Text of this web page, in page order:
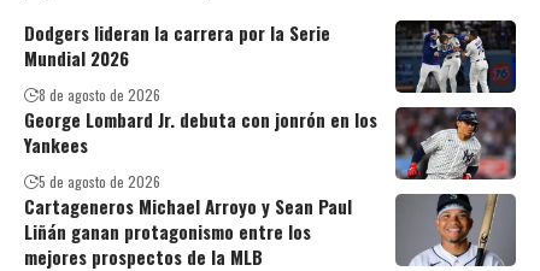
Dodgers lideran la carrera por la Serie
Mundial 2026
8 de agosto de 2026
George Lombard Jr. debuta con jonrón en los
Yankees
5 de agosto de 2026
Cartageneros Michael Arroyo y Sean Paul
Liñán ganan protagonismo entre los
mejores prospectos de la MLB